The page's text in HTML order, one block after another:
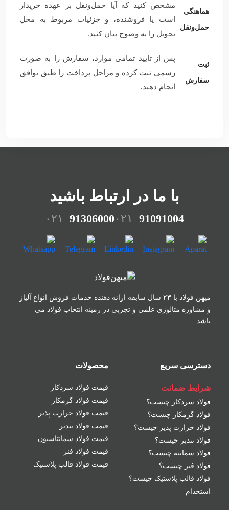
هماهنگی
حمل‌ونقل
مشخص کنید که آیا حمل‌ونقل بر عهده خریدار
است یا فروشنده، و جزئیات مربوط به محل
تحویل را به وضوح بیان کنید.
ثبت
سفارش
پس از تایید تمامی موارد، سفارش را به صورت
رسمی ثبت کرده و مراحل پرداخت را طبق توافق
انجام دهید.
میهن فولاد با ۲۳ سال سابقه ارائه دهنده خدمات فروش
انواع آلیاژ
و مشاوره متالوژی علمی و تجربی در زمینه
انتخاب فولاد می
باشد.
دسترسی سریع
شرایط ضمانت
فولاد سردکار چیست؟
فولاد گرمکار چیست؟
فولاد حرارت پذیر چیست؟
فولاد تندبر چیست؟
فولاد سمانته چیست؟
فولاد فنر چیست؟
فولاد قالب پلاستیک چیست؟
استخدام
محصولات
قیمت فولاد سردکار
قیمت فولاد گرمکار
قیمت فولاد حرارت پذیر
قیمت فولاد تندبر
قیمت فولاد سمانتاسیون
قیمت فولاد فنر
قیمت فولاد قالب پلاستیک
با ما در ارتباط باشید
۰۲۱ 91091004 ۰۲۱ 91306000